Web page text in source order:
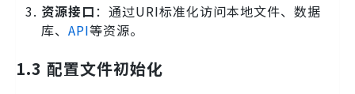
资源接口：通过URI标准化访问本地文件、数据
库、 API等资源。
1.3 配置文件初始化